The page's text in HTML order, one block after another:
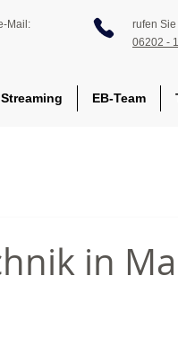
Mail:
rufen
06202 -
EB-Team
in